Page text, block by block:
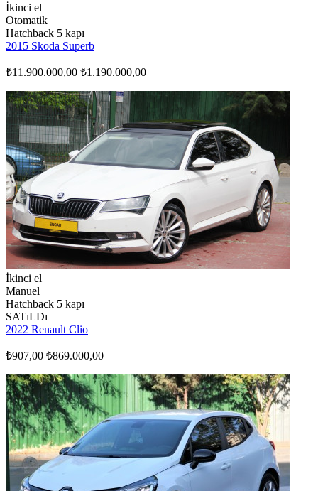
İkinci el
Otomatik
Hatchback 5 kapı
2015 Skoda Superb
₺11.900.000,00 ₺1.190.000,00
İkinci el
Manuel
Hatchback 5 kapı
SATıLDı
2022 Renault Clio
₺907,00 ₺869.000,00